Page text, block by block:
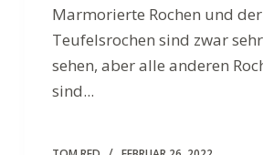
Marmorierte Rochen und der
Teufelsrochen sind zwar
sehen, aber alle anderen
sind...